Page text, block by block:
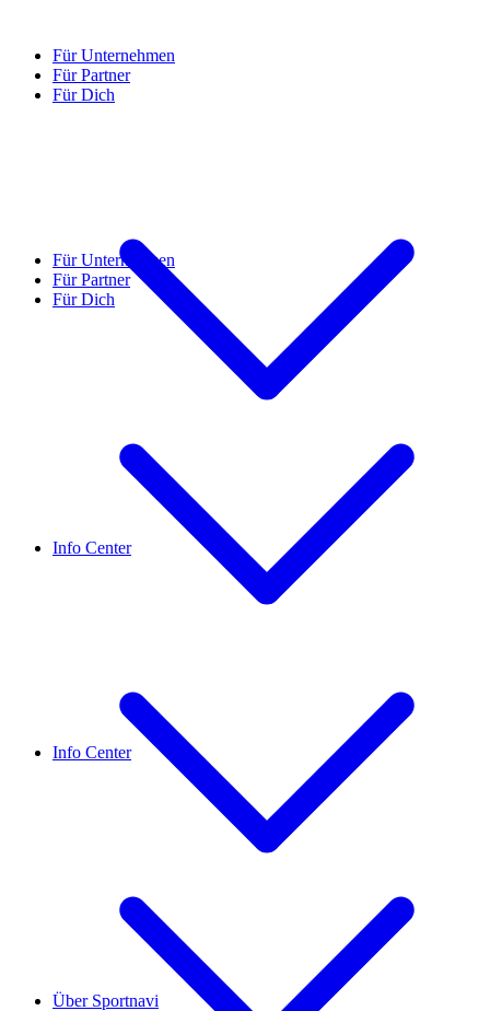
Für Unternehmen
Für Partner
Für Dich
Info Center
Über Sportnavi
Für Unternehmen
Für Partner
Für Dich
Info Center